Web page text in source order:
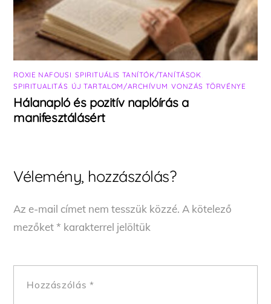
ROXIE NAFOUSI ,SPIRITUÁLIS TANÍTÓK/TANÍTÁSOK
SPIRITUALITÁS ÚJ TARTALOM/ARCHÍVUM ,VONZÁS TÖRVÉNYE
Hálanapló és pozitív naplóírás a
manifesztálásért
Vélemény, hozzászólás?
Az e-mail címet nem tesszük közzé. A kötelező
mezőket* karakterrel jelöltük
Hozzászólás *